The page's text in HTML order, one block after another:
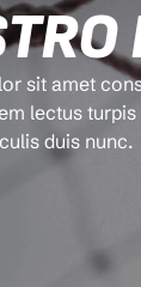
sit amet
lectus
duis nunc.